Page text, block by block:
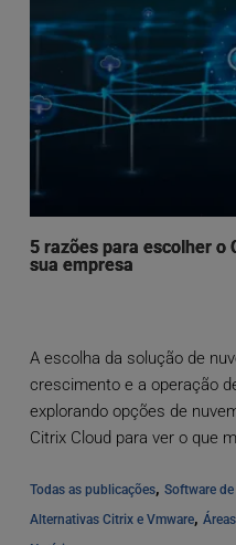
5 razões para escolher o
sua empresa
A escolha da solução de
crescimento e a operação
explorando opções de
Citrix Cloud para ver o que
Todas as publicações, Software
Alternativas Citrix e Vmware,